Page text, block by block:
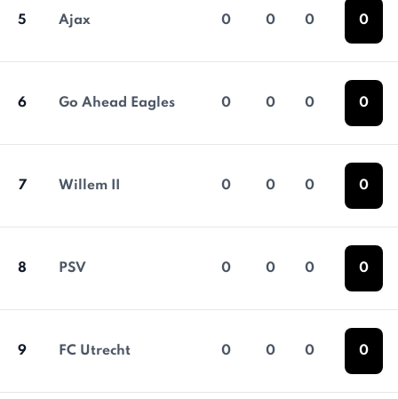
5 Ajax 0 0 0 0
6 Go Ahead Eagles 0 0 0 0
7 Willem II 0 0 0 0
8 PSV 0 0 0 0
9 FC Utrecht 0 0 0 0